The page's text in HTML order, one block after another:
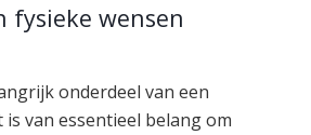
wensen
onderdeel van een
van essentieel belang om